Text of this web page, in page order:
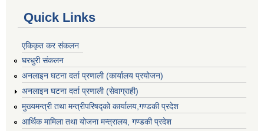
Quick Links
एकिकृत कर संकलन
घरधुरी संकलन
अनलाइन घटना दर्ता प्रणाली (कार्यालय प्रयोजन)
अनलाइन घटना दर्ता प्रणाली (सेवाग्राही)
मुख्यमन्त्री तथा मन्त्रीपरिषद्को कार्यालय,गण्डकी प्रदेश
आर्थिक मामिला तथा योजना मन्त्रालय, गण्डकी प्रदेश